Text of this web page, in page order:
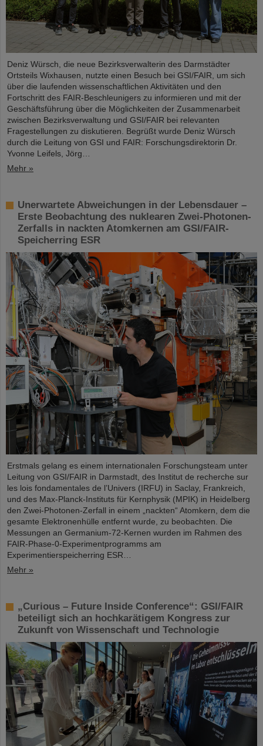
Deniz Würsch, die neue Bezirksverwalterin des Darmstädter
Ortsteils Wixhausen, nutzte einen Besuch bei GSI/FAIR, um sich
über die laufenden wissenschaftlichen Aktivitäten und den
Fortschritt des FAIR-Beschleunigers zu informieren und mit der
Geschäftsführung über die Möglichkeiten der Zusammenarbeit
zwischen Bezirksverwaltung und GSI/FAIR bei relevanten
Fragestellungen zu diskutieren. Begrüßt wurde Deniz Würsch
durch die Leitung von GSI und FAIR: Forschungsdirektorin Dr.
Yvonne Leifels, Jörg…
Mehr »
Unerwartete Abweichungen in der Lebensdauer –
Erste Beobachtung des nuklearen Zwei-Photonen-
Zerfalls in nackten Atomkernen am GSI/FAIR-
Speicherring ESR
Erstmals gelang es einem internationalen Forschungsteam unter
Leitung von GSI/FAIR in Darmstadt, des Institut de recherche sur
les lois fondamentales de l’Univers (IRFU) in Saclay, Frankreich,
und des Max-Planck-Instituts für Kernphysik (MPIK) in Heidelberg
den Zwei-Photonen-Zerfall in einem „nackten“ Atomkern, dem die
gesamte Elektronenhülle entfernt wurde, zu beobachten. Die
Messungen an Germanium-72-Kernen wurden im Rahmen des
FAIR-Phase-0-Experimentprogramms am
Experimentierspeicherring ESR…
Mehr »
„Curious – Future Inside Conference“: GSI/FAIR
beteiligt sich an hochkarätigem Kongress zur
Zukunft von Wissenschaft und Technologie